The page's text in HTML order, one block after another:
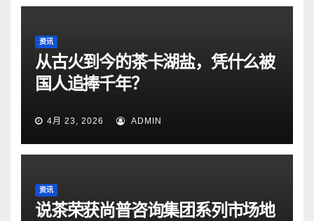
资讯
从古火到今的茶卡湖盐，凭什么被
国人追捧千年？
4月 23, 2026 ADMIN
资讯
说茶荣获尚普咨询集团系列市场地